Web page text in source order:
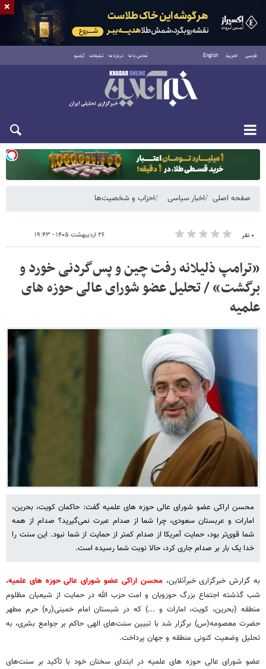
فارسی العربية English تماس با ما درباره ما تبلیغات آرشیو
دوشنبه ۱۹ مرداد ۱۴۰۵
صفحه اصلی اخبار سیاسی احزاب و شخصیت‌ها
۰ نفر ۲۶ اردیبهشت ۱۴۰۵ - ۱۹:۴۳
«ترامپ ذلیلانه رفت چین و پس‌گردنی خورد و
برگشت» / تحلیل عضو شورای عالی حوزه های
علمیه
محسن اراکی عضو شورای عالی حوزه های علمیه گفت: حاکمان کویت، بحرین،
امارات و عربستان سعودی، چرا شما از صدام عبرت نمی‌گیرید؟ صدام از همه
شما قوی‌تر بود، حمایت آمریکا از صدام کمتر از حمایت از شما نبود. این سنت را
خدا یک بار بر صدام جاری کرد، حالا نوبت شما رسیده است.
به گزارش خبرگزاری خبرآنلاین، محسن اراکی عضو شورای عالی حوزه های علمیه،
شب گذشته اجتماع بزرگ حوزویان و امت حزب الله در حمایت از شیعیان مظلوم
منطقه (بحرین، کویت، امارات و ...) که در شبستان امام خمینی(ره) حرم مطهر
حضرت معصومه(س) برگزار شد با تبیین سنت‌های الهی حاکم بر جوامع بشری، به
تحلیل وضعیت کنونی منطقه و جهان پرداخت.
عضو شورای عالی حوزه های علمیه در ابتدای سخنان خود با تأکید بر سنت‌های
×